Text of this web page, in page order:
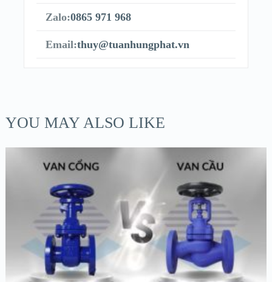
Zalo:0865 971 968
Email:thuy@tuanhungphat.vn
YOU MAY ALSO LIKE